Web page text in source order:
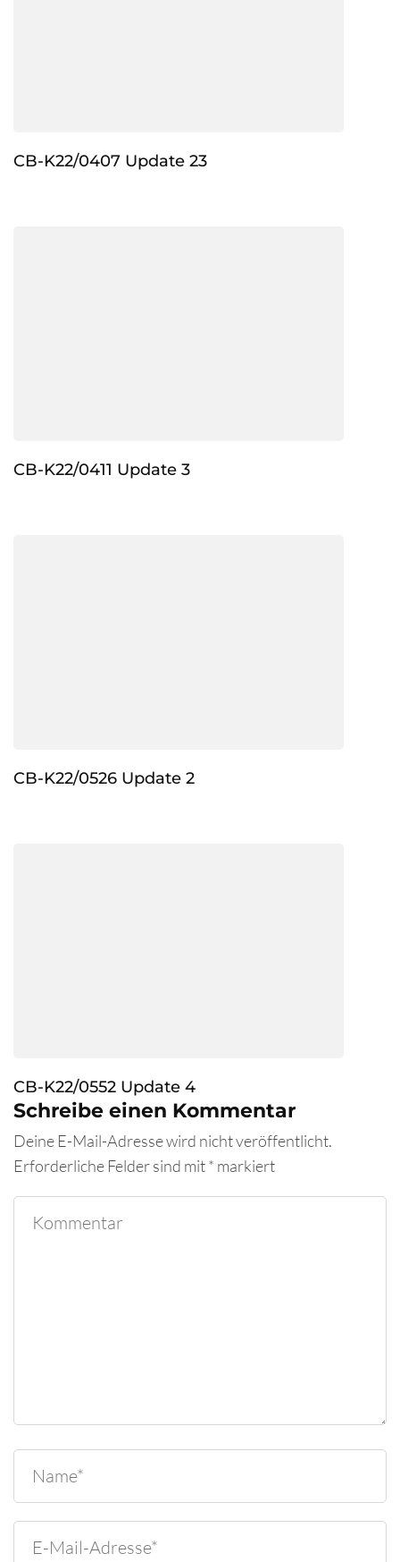
CB-K22/0407 Update 23
CB-K22/0411 Update 3
CB-K22/0526 Update 2
CB-K22/0552 Update 4
Schreibe einen Kommentar
Deine E-Mail-Adresse wird nicht veröffentlicht.
Erforderliche Felder sind mit* markiert